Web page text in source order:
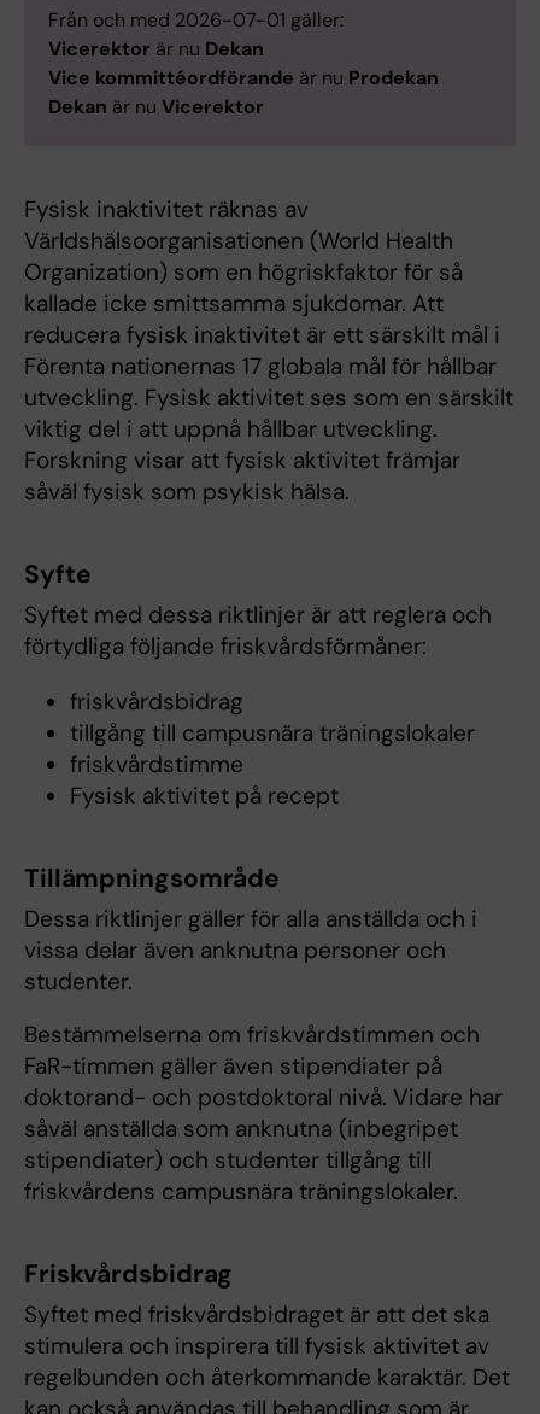
Från och med 2026-07-01 gäller:
Vicerektor är nu Dekan
Vice kommittéordförande är nu Prodekan
Dekan är nu Vicerektor
Fysisk inaktivitet räknas av
Världshälsoorganisationen (World Health
Organization) som en högriskfaktor för så
kallade icke smittsamma sjukdomar. Att
reducera fysisk inaktivitet är ett särskilt mål i
Förenta nationernas 17 globala mål för hållbar
utveckling. Fysisk aktivitet ses som en särskilt
viktig del i att uppnå hållbar utveckling.
Forskning visar att fysisk aktivitet främjar
såväl fysisk som psykisk hälsa.
Syfte
Syftet med dessa riktlinjer är att reglera och
förtydliga följande friskvårdsförmåner:
friskvårdsbidrag
tillgång till campusnära träningslokaler
friskvårdstimme
Fysisk aktivitet på recept
Tillämpningsområde
Dessa riktlinjer gäller för alla anställda och i
vissa delar även anknutna personer och
studenter.
Bestämmelserna om friskvårdstimmen och
FaR-timmen gäller även stipendiater på
doktorand- och postdoktoral nivå. Vidare har
såväl anställda som anknutna (inbegripet
stipendiater) och studenter tillgång till
friskvårdens campusnära träningslokaler.
Friskvårdsbidrag
Syftet med friskvårdsbidraget är att det ska
stimulera och inspirera till fysisk aktivitet av
regelbunden och återkommande karaktär. Det